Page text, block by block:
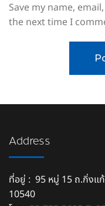
Save my name,
the next time I
Address
ที่อยู่ : 95 หมู่ 15 ถ.กิ่งแก้
10540